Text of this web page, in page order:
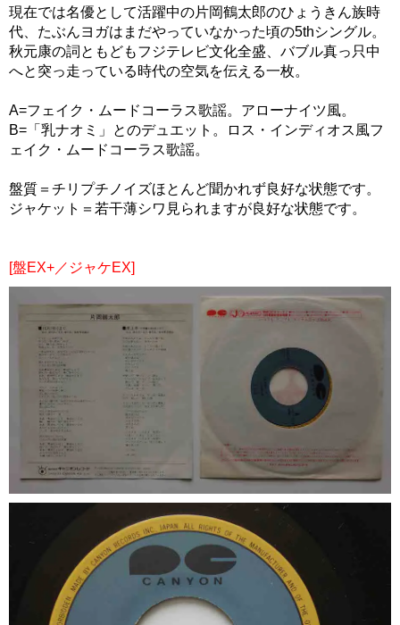
現在では名優として活躍中の片岡鶴太郎のひょうきん族時
代、たぶんヨガはまだやっていなかった頃の5thシングル。
秋元康の詞ともどもフジテレビ文化全盛、バブル真っ只中
へと突っ走っている時代の空気を伝える一枚。
A=フェイク・ムードコーラス歌謡。アローナイツ風。
B=「乳ナオミ」とのデュエット。ロス・インディオス風フ
ェイク・ムードコーラス歌謡。
盤質＝チリプチノイズほとんど聞かれず良好な状態です。
ジャケット＝若干薄シワ見られますが良好な状態です。
[盤EX+／ジャケEX]